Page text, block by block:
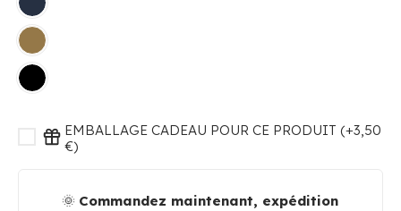
EMBALLAGE CADEAU POUR CE PRODUIT (+3,50
€)
🌞 Commandez maintenant, expédition